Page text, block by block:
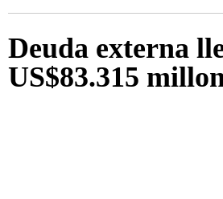
Deuda externa
US$83.315